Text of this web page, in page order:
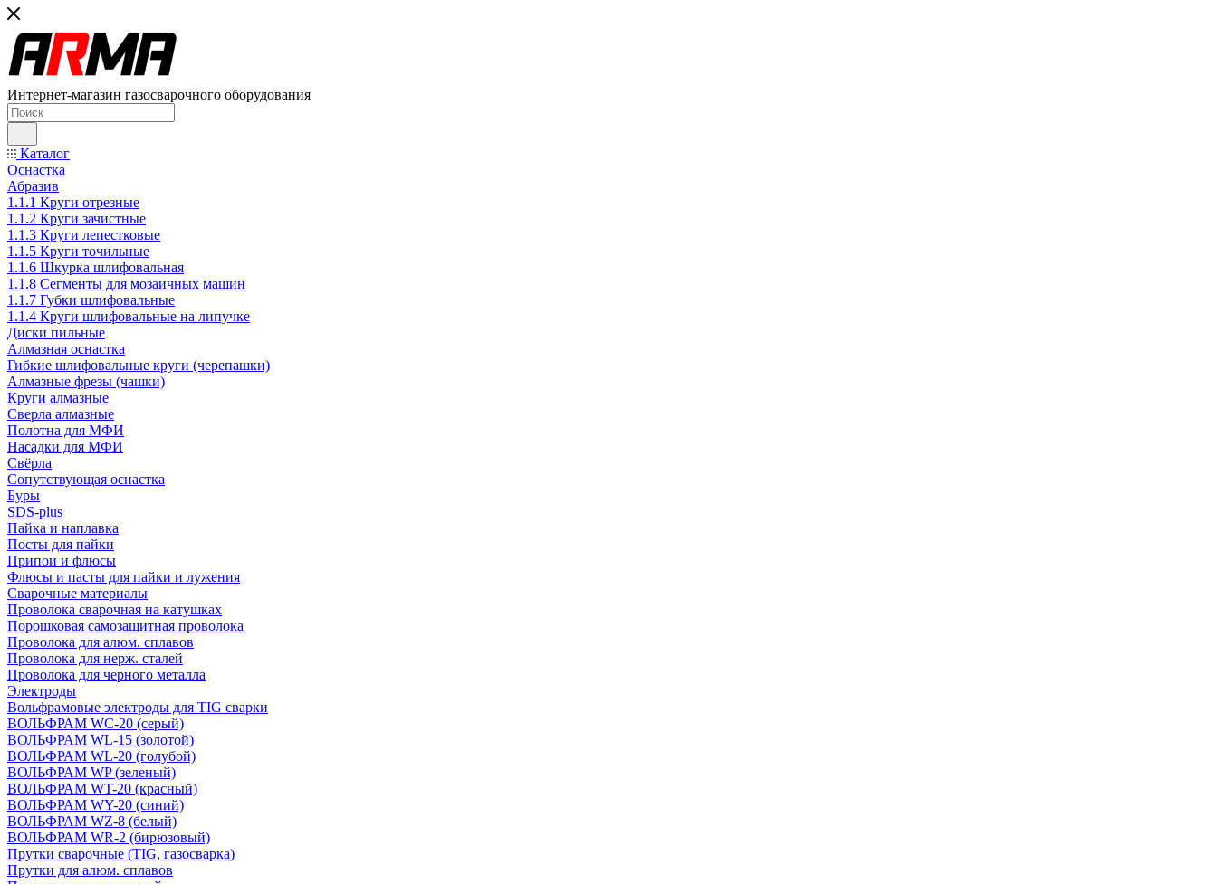
Интернет-магазин газосварочного оборудования
Каталог
Оснастка
Абразив
1.1.1 Круги отрезные
1.1.2 Круги зачистные
1.1.3 Круги лепестковые
1.1.5 Круги точильные
1.1.6 Шкурка шлифовальная
1.1.8 Сегменты для мозаичных машин
1.1.7 Губки шлифовальные
1.1.4 Круги шлифовальные на липучке
Диски пильные
Алмазная оснастка
Гибкие шлифовальные круги (черепашки)
Алмазные фрезы (чашки)
Круги алмазные
Сверла алмазные
Полотна для МФИ
Насадки для МФИ
Свёрла
Сопутствующая оснастка
Буры
SDS-plus
Пайка и наплавка
Посты для пайки
Припои и флюсы
Флюсы и пасты для пайки и лужения
Сварочные материалы
Проволока сварочная на катушках
Порошковая самозащитная проволока
Проволока для алюм. сплавов
Проволока для нерж. сталей
Проволока для черного металла
Электроды
Вольфрамовые электроды для TIG сварки
ВОЛЬФРАМ WC-20 (серый)
ВОЛЬФРАМ WL-15 (золотой)
ВОЛЬФРАМ WL-20 (голубой)
ВОЛЬФРАМ WP (зеленый)
ВОЛЬФРАМ WT-20 (красный)
ВОЛЬФРАМ WY-20 (синий)
ВОЛЬФРАМ WZ-8 (белый)
ВОЛЬФРАМ WR-2 (бирюзовый)
Прутки сварочные (TIG, газосварка)
Прутки для алюм. сплавов